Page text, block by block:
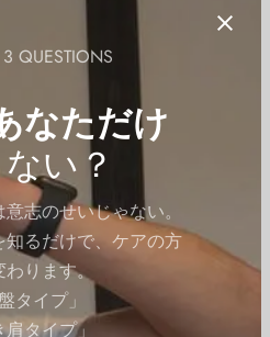
QUESTIONS
なただけ
い？
志のせいじゃない。
知るだけで、ケアの方
ります。
タイプ」
肩タイプ」
注意しましょう。また、膝が
前に行かないように、落とし
ゆっくりと元の態勢に戻っ
のままにすることです。背
すので、反っていないかど
ましょう。